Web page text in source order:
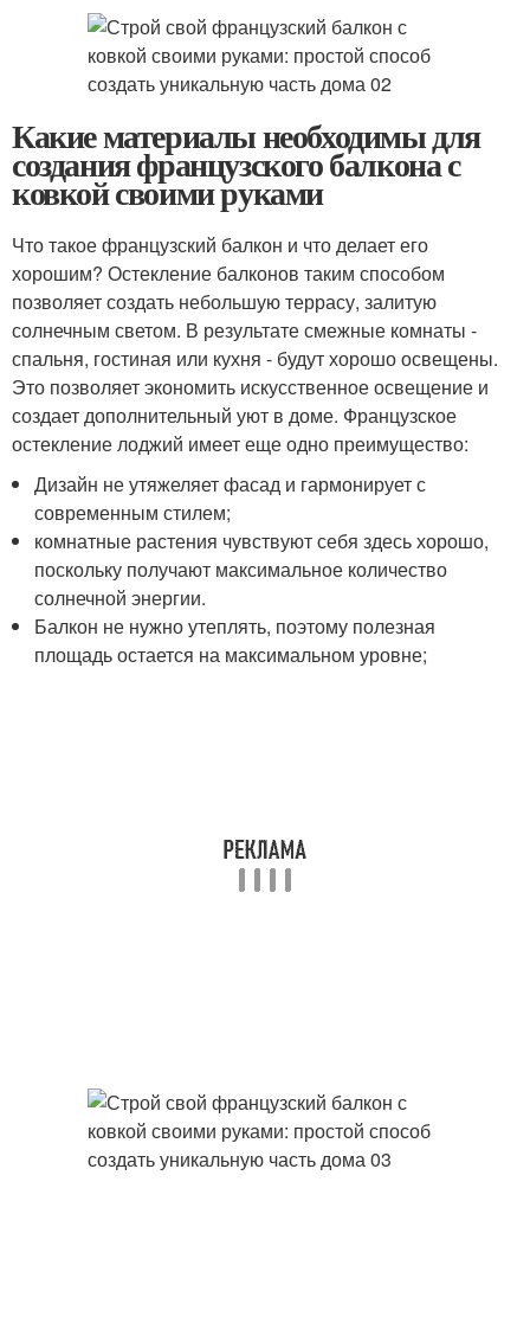
Какие материалы необходимы для
создания французского балкона с
ковкой своими руками
Что такое французский балкон и что делает его
хорошим? Остекление балконов таким способом
позволяет создать небольшую террасу, залитую
солнечным светом. В результате смежные комнаты -
спальня, гостиная или кухня - будут хорошо освещены.
Это позволяет экономить искусственное освещение и
создает дополнительный уют в доме. Французское
остекление лоджий имеет еще одно преимущество:
Дизайн не утяжеляет фасад и гармонирует с
современным стилем;
комнатные растения чувствуют себя здесь хорошо,
поскольку получают максимальное количество
солнечной энергии.
Балкон не нужно утеплять, поэтому полезная
площадь остается на максимальном уровне;